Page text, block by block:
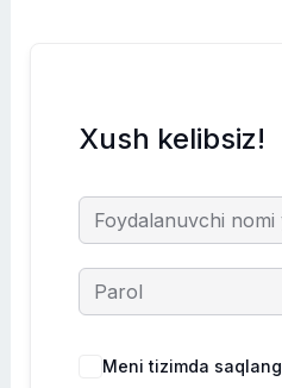
Xush kelibsiz!
Meni tizimda saqlang